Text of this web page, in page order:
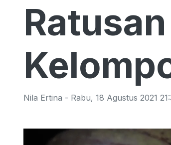
Nila Ertina - Rabu, 18 Agustus 2021